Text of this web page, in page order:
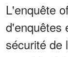
L'enquête
d'enquêtes
sécurité de